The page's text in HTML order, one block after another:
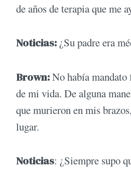
de años de terapia que me
Noticias:¿Su padre era
Brown:No había mandato
de mi vida. De alguna
que murieron en mis
lugar.
Noticias: ¿Siempre supo